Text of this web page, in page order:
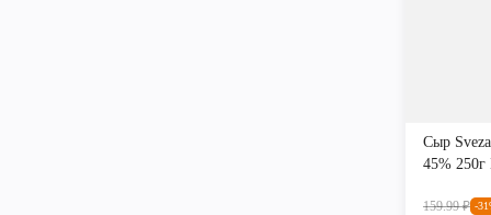
Сыр
45%
159.99₽ -